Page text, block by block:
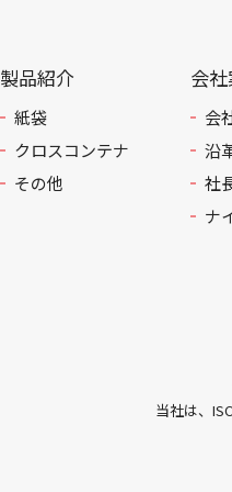
製品紹介
紙袋
クロスコンテナ
その他
会
会
沿
社
ナ
当社は、